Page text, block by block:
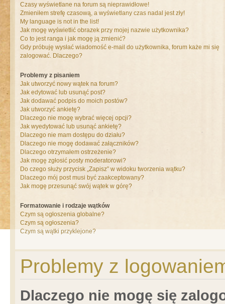
Czasy wyświetlane na forum są nieprawidłowe!
Zmieniłem strefę czasową, a wyświetlany czas nadal jest zły!
My language is not in the list!
Jak mogę wyświetlić obrazek przy mojej nazwie użytkownika?
Co to jest ranga i jak mogę ją zmienić?
Gdy próbuję wysłać wiadomość e-mail do użytkownika, forum każe mi się
zalogować. Dlaczego?
Problemy z pisaniem
Jak utworzyć nowy wątek na forum?
Jak edytować lub usunąć post?
Jak dodawać podpis do moich postów?
Jak utworzyć ankietę?
Dlaczego nie mogę wybrać więcej opcji?
Jak wyedytować lub usunąć ankietę?
Dlaczego nie mam dostępu do działu?
Dlaczego nie mogę dodawać załączników?
Dlaczego otrzymałem ostrzeżenie?
Jak mogę zgłosić posty moderatorowi?
Do czego służy przycisk „Zapisz” w widoku tworzenia wątku?
Dlaczego mój post musi być zaakceptowany?
Jak mogę przesunąć swój wątek w górę?
Formatowanie i rodzaje wątków
Czym są ogłoszenia globalne?
Czym są ogłoszenia?
Czym są wątki przyklejone?
Problemy z
Dlaczego nie mogę się